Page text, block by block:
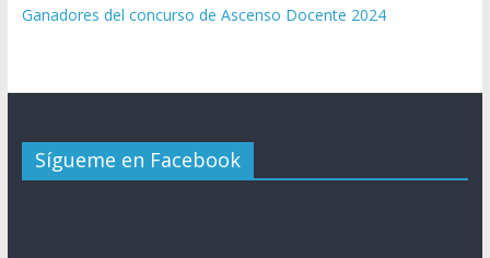
Ganadores del concurso de Ascenso Docente 2024
Sígueme en Facebook